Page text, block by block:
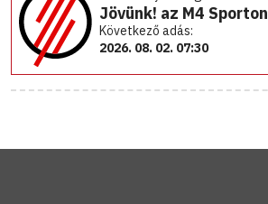
Jövünk! az M4 Sporton
Következő adás:
2026. 08. 02. 07:30